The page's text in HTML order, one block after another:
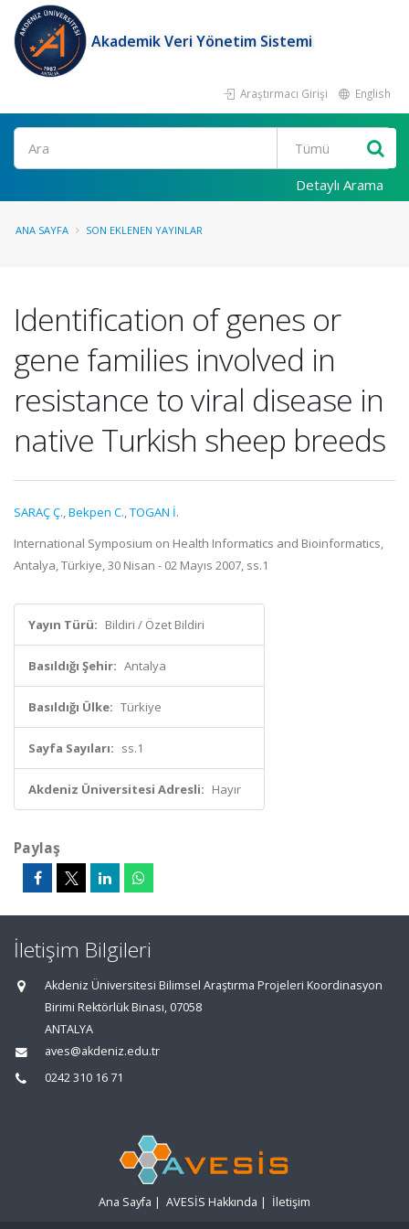
Akademik Veri Yönetim Sistemi
Araştırmacı Girişi English
Ara
Detaylı Arama
ANA SAYFA SON EKLENEN YAYINLAR
Identification of genes or
gene families involved in
resistance to viral disease in
native Turkish sheep breeds
SARAÇ Ç.,Bekpen C.,TOGAN İ.
International Symposium on Health Informatics and Bioinformatics,
Antalya, Türkiye, 30 Nisan - 02 Mayıs 2007, ss.1
Yayın Türü: Bildiri / Özet Bildiri
Basıldığı Şehir: Antalya
Basıldığı Ülke: Türkiye
Sayfa Sayıları: ss.1
Akdeniz Üniversitesi Adresli: Hayır
Paylaş
İletişim Bilgileri
Akdeniz Üniversitesi Bilimsel Araştırma Projeleri Koordinasyon
Birimi Rektörlük Binası, 07058
ANTALYA
aves@akdeniz.edu.tr
0242 310 16 71
Ana Sayfa | AVESİS Hakkında | İletişim